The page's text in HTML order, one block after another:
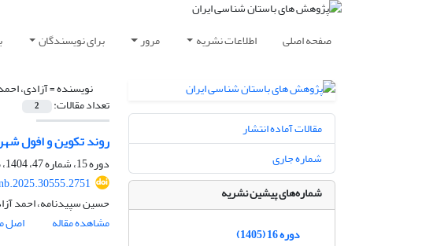
صفحه اصلی اطلاعات نشریه مرور برای نویسندگان
نویسنده =آزادی،
تعداد مقالات: 2
روند تکوین و افول
دوره 15، شماره 47، 1404، صفحه
حسین سپیدنامه، احمد
مشاهده مقاله
اصل
مقالات آماده انتشار
شماره جاری
شماره‌های پیشین نشریه
دوره 16 (1405)